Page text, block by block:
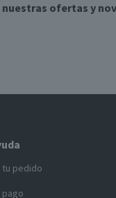
nuestras ofertas y
tu pedido